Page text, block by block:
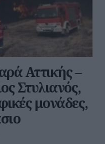
Αττικής –
Στυλιανός,
μονάδες,